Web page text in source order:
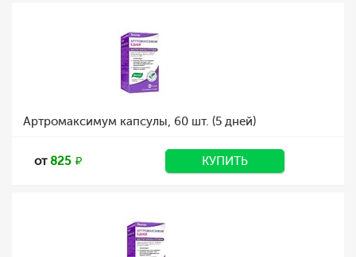
Артромаксимум капсулы, 60 шт. (5 дней)
от825 КУПИТЬ